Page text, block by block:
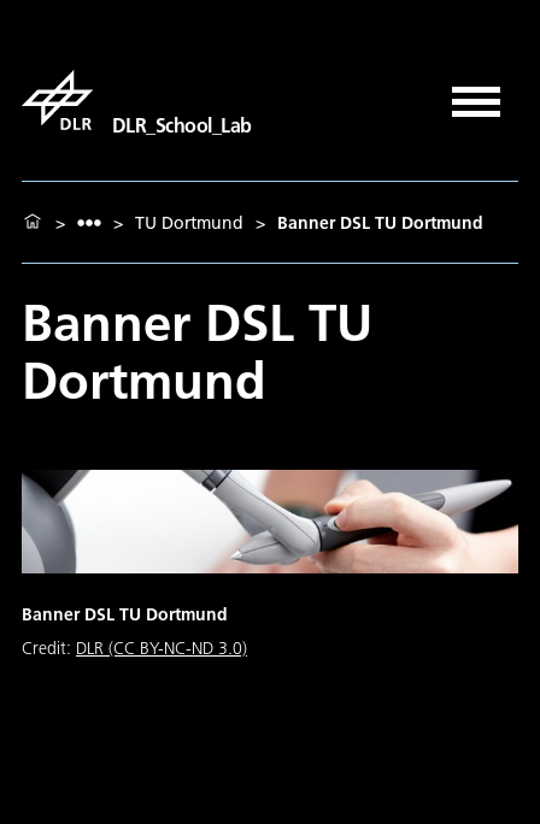
DLR_School_Lab
> > TU Dortmund > Banner DSL TU Dortmund
Banner DSL TU
Dortmund
Banner DSL TU Dortmund
Credit: DLR (CC BY-NC-ND 3.0)